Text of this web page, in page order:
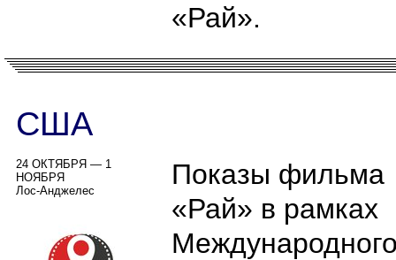
«Рай».
США
24 ОКТЯБРЯ — 1
НОЯБРЯ
Лос-Анджелес
Показы фильма
«Рай» в рамках